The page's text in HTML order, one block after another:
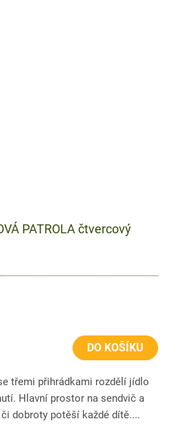
PATROLA čtvercový
DO KOŠÍKU
třemi přihrádkami rozdělí jídlo
Hlavní prostor na sendvič a
dobroty potěší každé dítě....